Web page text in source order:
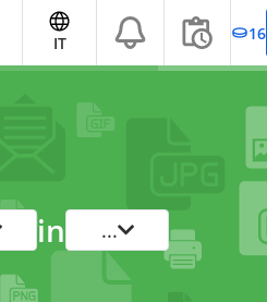
IT 16
in ...